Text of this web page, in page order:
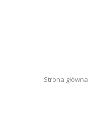
Strona główna